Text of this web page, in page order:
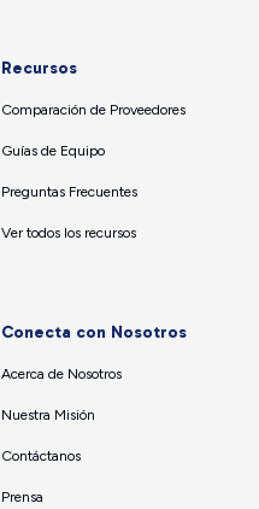
Recursos
Comparación de Proveedores
Guías de Equipo
Preguntas Frecuentes
Ver todos los recursos
Conecta con Nosotros
Acerca de Nosotros
Nuestra Misión
Contáctanos
Prensa